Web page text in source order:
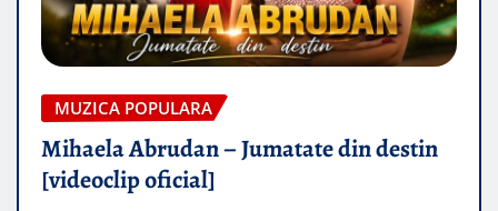
MUZICA POPULARA
Mihaela Abrudan – Jumatate din destin
[videoclip oficial]